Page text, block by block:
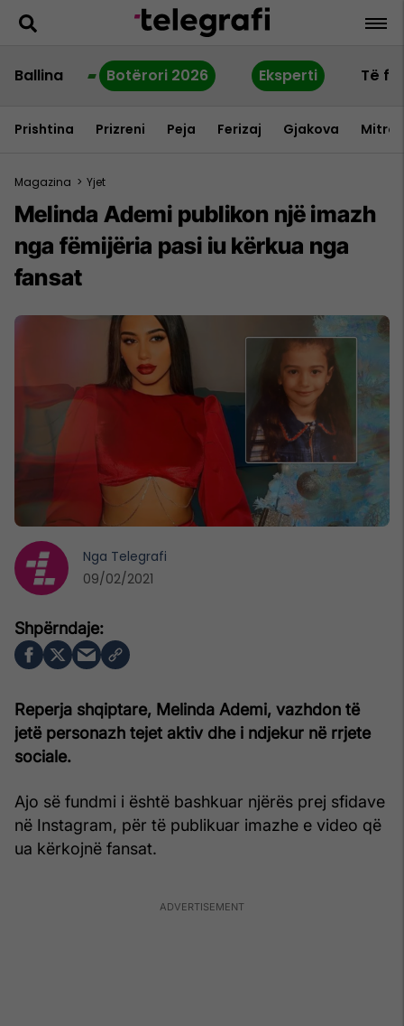
Ballina Botërori 2026 Eksperti Të
Prishtina Prizreni Peja Ferizaj Gjakova
Magazina > Yjet
Melinda Ademi publikon një imazh
nga fëmijëria pasi iu kërkua nga
fansat
Reperja shqiptare, Melinda Ademi, vazhdon të
jetë personazh tejet aktiv dhe i ndjekur në rrjete
sociale.
Ajo së fundmi i është bashkuar njërës prej sfidave
në Instagram, për të publikuar imazhe e video që
ua kërkojnë fansat.
Nga Telegrafi
09/02/2021